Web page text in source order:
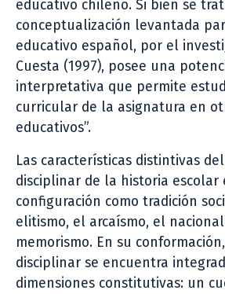
educativo chileno. Si bien se
conceptualización levantada
educativo español, por el
Cuesta (1997), posee una
interpretativa que permite
curricular de la asignatura en
educativos”.
Las características distintivas
disciplinar de la historia escolar
configuración como tradición
elitismo, el arcaísmo, el
memorismo. En su
disciplinar se encuentra
dimensiones constitutivas: un